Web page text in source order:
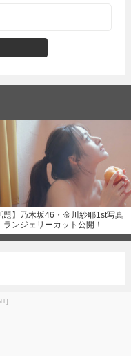
題】乃木坂46・金川紗耶1st写真
ランジェリーカット公開！